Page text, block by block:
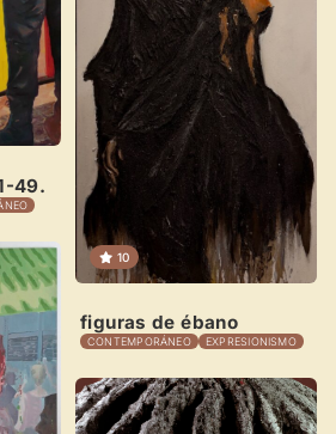
49.
10
figuras de ébano
CONTEMPORÁNEO EXPRESIONISMO
×
de Usuario
su nuevo
todo tu arte.